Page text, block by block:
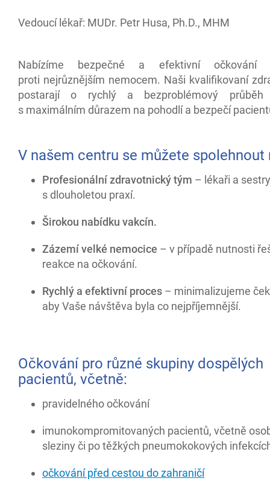
Vedoucí lékař: MUDr. Petr Husa, Ph.D., MHM
Nabízíme bezpečné a efektivní očkování
proti nejrůznějším nemocem. Naši kvalifikovaní
postarají o rychlý a bezproblémový průběh
s maximálním důrazem na pohodlí a bezpečí
V našem centru se můžete spolehnout
Profesionální zdravotnický tým – lékaři a sestry
s dlouholetou praxí.
Širokou nabídku vakcín.
Zázemí velké nemocice – v případě nutnosti
reakce na očkování.
Rychlý a efektivní proces – minimalizujeme
aby Vaše návštěva byla co nejpříjemnější.
Očkování pro různé skupiny dospělých
pacientů, včetně:
pravidelného očkování
imunokompromitovaných pacientů, včetně
sleziny či po těžkých pneumokokových
očkování před cestou do zahraničí